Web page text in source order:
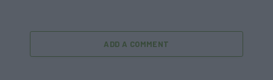
ADD A COMMENT